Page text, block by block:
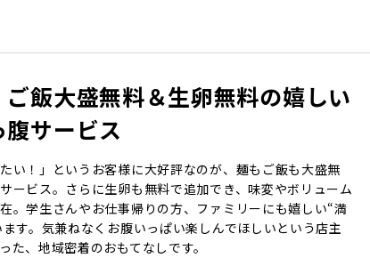
ご飯大盛無料＆生卵無料の嬉しい
腹サービス
い！」というお客様に大好評なのが、麺もご飯も大盛無
ービス。さらに生卵も無料で追加でき、味変やボリューム
。学生さんやお仕事帰りの方、ファミリーにも嬉しい“満
す。気兼ねなくお腹いっぱい楽しんでほしいという店主
た、地域密着のおもてなしです。